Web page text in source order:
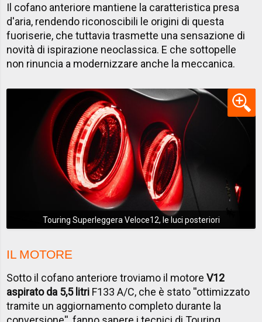
Il cofano anteriore mantiene la caratteristica presa
d'aria, rendendo riconoscibili le origini di questa
fuoriserie, che tuttavia trasmette una sensazione di
novità di ispirazione neoclassica. E che sottopelle
non rinuncia a modernizzare anche la meccanica.
Touring Superleggera Veloce12, le luci posteriori
IL MOTORE
Sotto il cofano anteriore troviamo il motoreV12
aspirato da 5,5 litri F133 A/C, che è stato ''ottimizzato
tramite un aggiornamento completo durante la